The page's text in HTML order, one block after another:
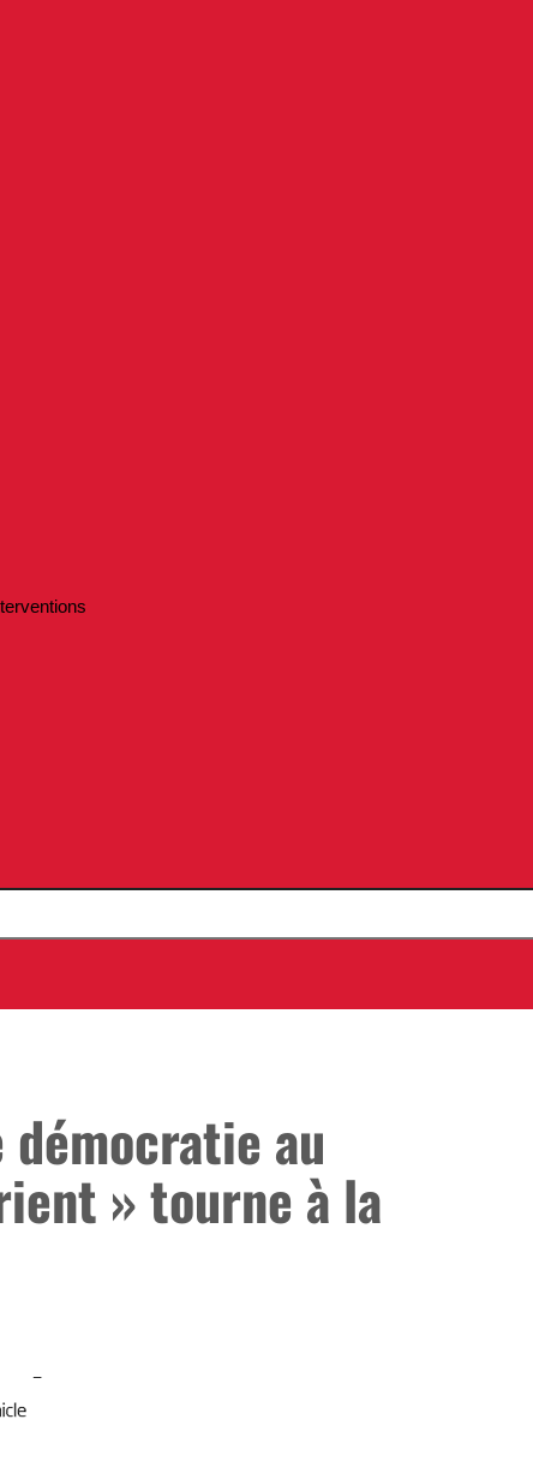
démocratie au
» tourne à la